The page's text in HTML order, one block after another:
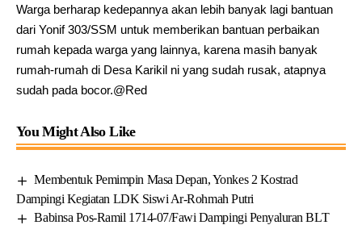
Warga berharap kedepannya akan lebih banyak lagi bantuan
dari Yonif 303/SSM untuk memberikan bantuan perbaikan
rumah kepada warga yang lainnya, karena masih banyak
rumah-rumah di Desa Karikil ni yang sudah rusak, atapnya
sudah pada bocor.@Red
You Might Also Like
Membentuk Pemimpin Masa Depan, Yonkes 2 Kostrad
Dampingi Kegiatan LDK Siswi Ar-Rohmah Putri
Babinsa Pos-Ramil 1714-07/Fawi Dampingi Penyaluran BLT